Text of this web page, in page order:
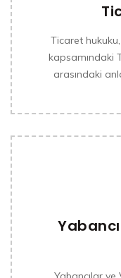
Ticaret
kapsamındaki
arasındaki